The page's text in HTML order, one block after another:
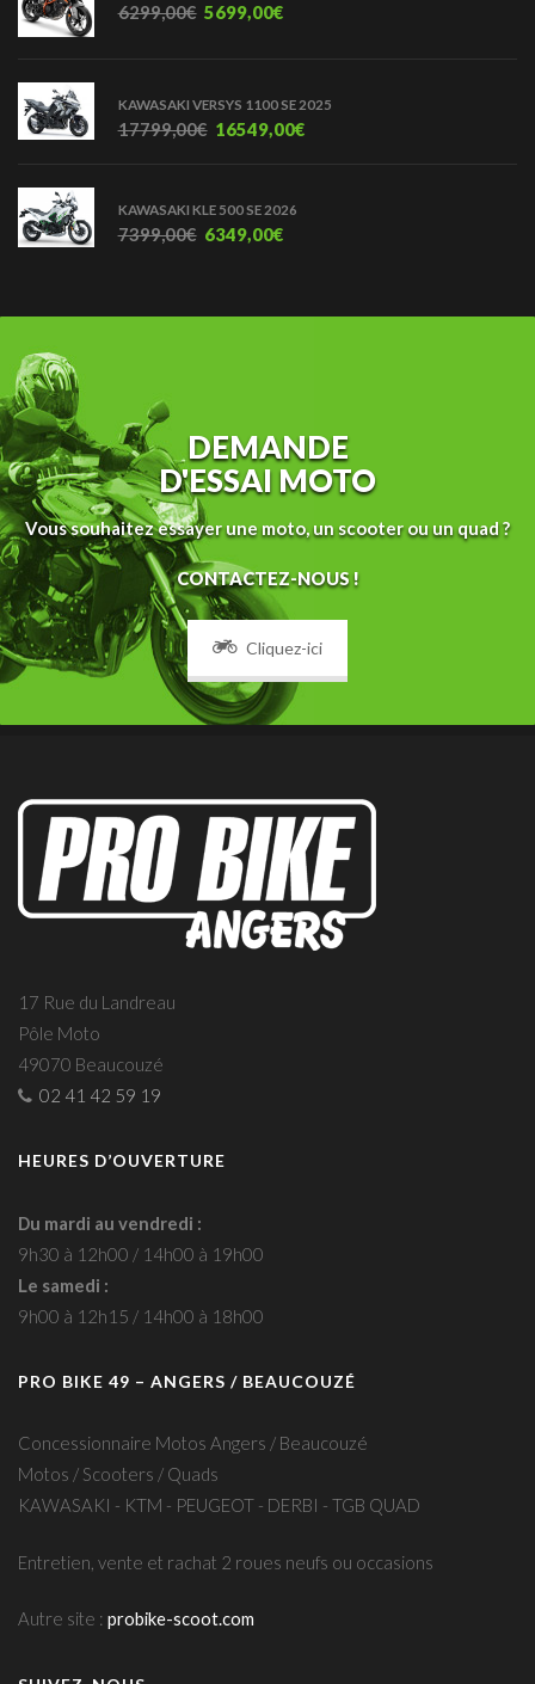
6299,00€ 5699,00€
KAWASAKI VERSYS 1100 SE 2025
17799,00€ 16549,00€
KAWASAKI KLE 500 SE 2026
7399,00€ 6349,00€
DEMANDE
D'ESSAI MOTO
Vous souhaitez essayer une moto, un scooter ou un quad ?
CONTACTEZ-NOUS !
Cliquez-ici
17 Rue du Landreau
Pôle Moto
49070 Beaucouzé
02 41 42 59 19
HEURES D’OUVERTURE
Du mardi au vendredi :
9h30 à 12h00 / 14h00 à 19h00
Le samedi :
9h00 à 12h15 / 14h00 à 18h00
PRO BIKE 49 – ANGERS / BEAUCOUZÉ
Concessionnaire Motos Angers / Beaucouzé
Motos / Scooters / Quads
KAWASAKI - KTM - PEUGEOT - DERBI - TGB QUAD
Entretien, vente et rachat 2 roues neufs ou occasions
Autre site : probike-scoot.com